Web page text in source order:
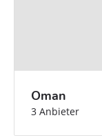
Oman
3 Anbieter